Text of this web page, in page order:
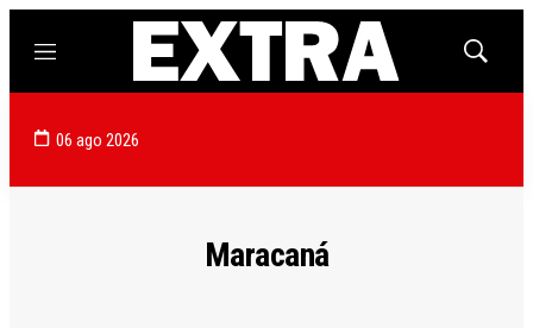
Menú
Mostrar
06 ago 2026
Maracaná